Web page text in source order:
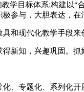
学目标体系;构建以
参与，大胆表达，在
和现代化教学手段来
新知，兴趣巩固。
、专题化、系列化